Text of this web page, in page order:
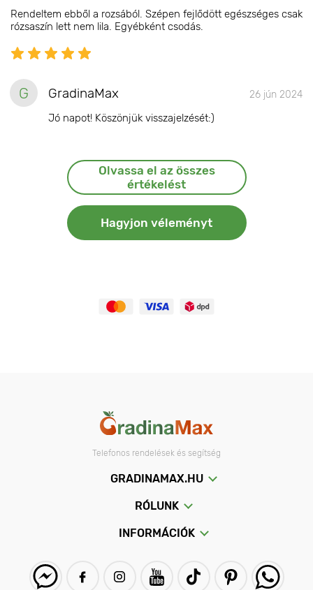
Rendeltem ebből a rozsából. Szépen fejlődött egészséges csak
rózsaszín lett nem lila. Egyébként csodás.
G GradinaMax 26 jún 2024
Jó napot! Köszönjük visszajelzését:)
Olvassa el az összes
értékelést
Hagyjon véleményt
Telefonos rendelések és segítség
GRADINAMAX.HU
RÓLUNK
INFORMÁCIÓK